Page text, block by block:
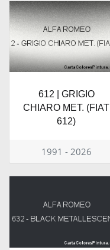
612 | GRIGIO
CHIARO MET. (FIAT
612)
1991 - 2026